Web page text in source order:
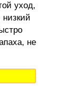
уход,
низкий
не